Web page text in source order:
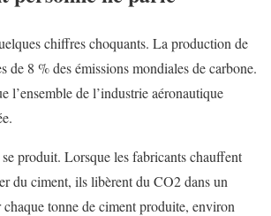
chiffres choquants. La production de
de 8 % des émissions mondiales de carbone.
l’ensemble de l’industrie aéronautique
produit. Lorsque les fabricants chauffent
du ciment, ils libèrent du CO2 dans un
tonne de ciment produite, environ